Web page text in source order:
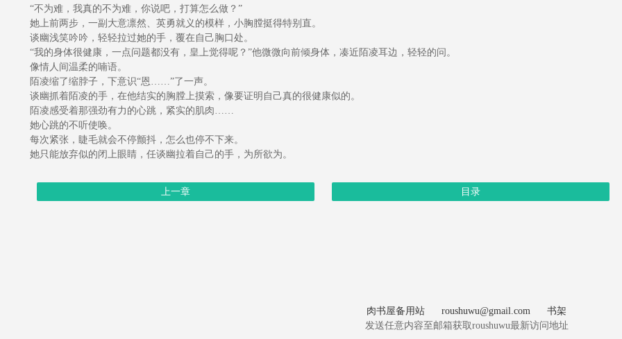
“不为难，我真的不为难，你说吧，打算怎么做？”
她上前两步，一副大意凛然、英勇就义的模样，小胸膛挺得特别直。
谈幽浅笑吟吟，轻轻拉过她的手，覆在自己胸口处。
“我的身体很健康，一点问题都没有，皇上觉得呢？”他微微向前倾身体，凑近陌凌耳边，轻轻的问。
像情人间温柔的喃语。
陌凌缩了缩脖子，下意识“恩……”了一声。
谈幽抓着陌凌的手，在他结实的胸膛上摸索，像要证明自己真的很健康似的。
陌凌感受着那强劲有力的心跳，紧实的肌肉……
她心跳的不听使唤。
每次紧张，睫毛就会不停颤抖，怎么也停不下来。
她只能放弃似的闭上眼睛，任谈幽拉着自己的手，为所欲为。
上一章 目录
肉书屋备用站 roushuwu@gmail.com
书架
发送任意内容至邮箱获取roushuwu最新访问地址